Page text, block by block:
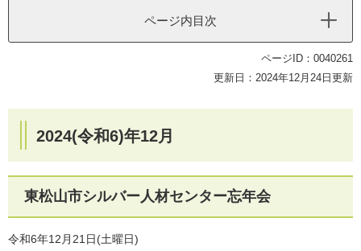
ページ内目次
ページID：0040261
更新日：2024年12月24日更新
2024(令和6)年12月
東松山市シルバー人材センター忘年会
令和6年12月21日(土曜日)